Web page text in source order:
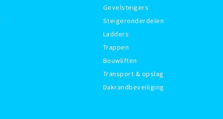
Gevelsteigers
Steigeronderdelen
Ladders
Trappen
Bouwliften
Transport & opslag
Dakrandbeveiliging